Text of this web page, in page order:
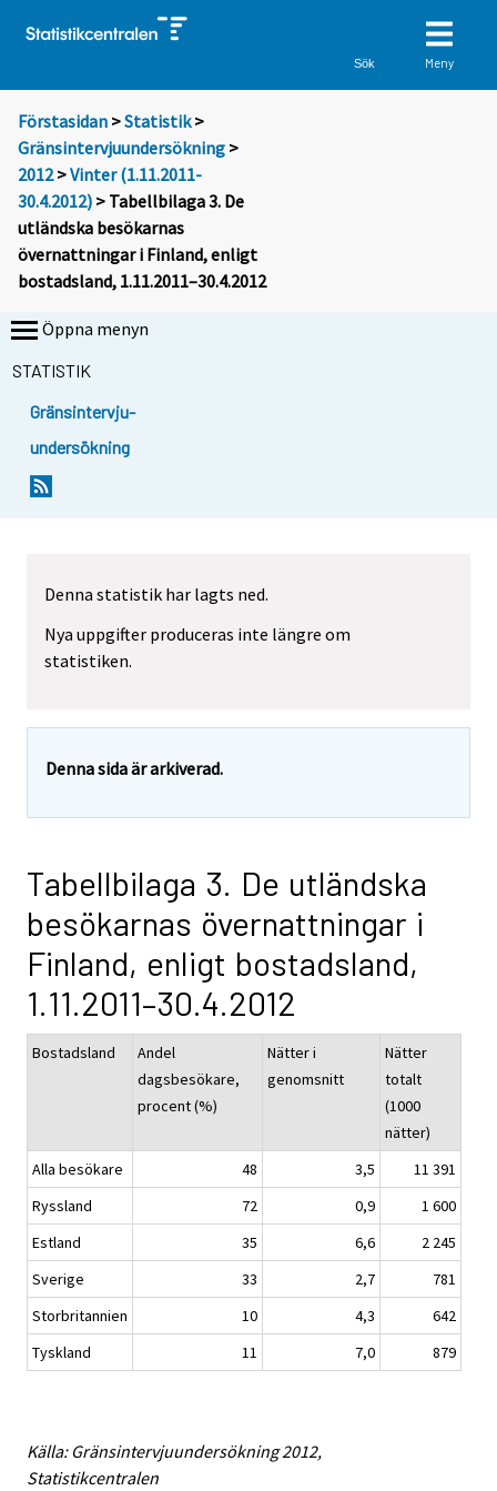
Sök Meny
Förstasidan >Statistik >
Gränsintervjuundersökning >
2012>Vinter (1.11.2011-
30.4.2012) > Tabellbilaga 3. De
utländska besökarnas
övernattningar i Finland, enligt
bostadsland, 1.11.2011–30.4.2012
Öppna menyn
STATISTIK
Gränsintervju-
undersökning
Denna statistik har lagts ned.
Nya uppgifter produceras inte längre om
statistiken.
Denna sida är arkiverad.
Tabellbilaga 3. De utländska
besökarnas övernattningar i
Finland, enligt bostadsland,
1.11.2011–30.4.2012
Bostadsland
Andel
dagsbesökare,
procent (%)
Nätter i
genomsnitt
Nätter
totalt
(1000
nätter)
Alla besökare
48 3,5
11 391
Ryssland
72 0,9
1 600
Estland
35 6,6
2 245
Sverige
33 2,7
781
Storbritannien
10 4,3
642
Tyskland
11 7,0 879
Källa: Gränsintervjuundersökning 2012,
Statistikcentralen